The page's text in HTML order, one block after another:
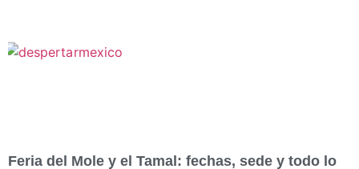
Feria del Mole y el Tamal: fechas, sede y todo lo